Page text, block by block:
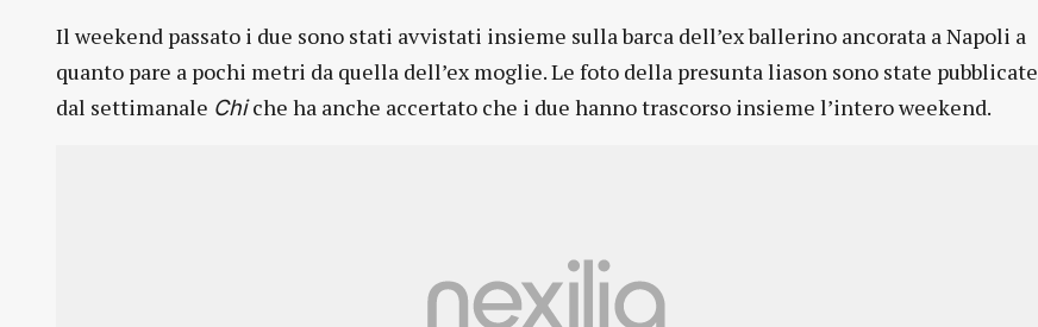
Il weekend passato i due sono stati avvistati insieme sulla barca dell’ex ballerino ancorata a Napoli a
quanto pare a pochi metri da quella dell’ex moglie. Le foto della presunta liason sono state pubblicate
dal settimanale Chiche ha anche accertato che i due hanno trascorso insieme l’intero weekend.